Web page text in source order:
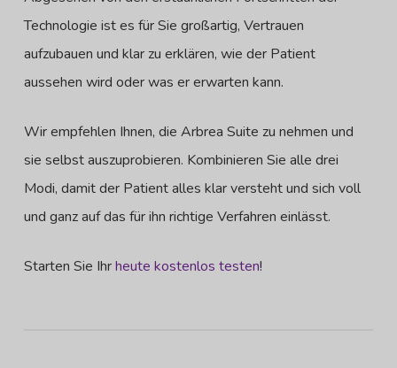
Technologie ist es für Sie großartig, Vertrauen
aufzubauen und klar zu erklären, wie der Patient
aussehen wird oder was er erwarten kann.
Wir empfehlen Ihnen, die Arbrea Suite zu nehmen und
sie selbst auszuprobieren. Kombinieren Sie alle drei
Modi, damit der Patient alles klar versteht und sich voll
und ganz auf das für ihn richtige Verfahren einlässt.
Starten Sie Ihrheute kostenlos testen!